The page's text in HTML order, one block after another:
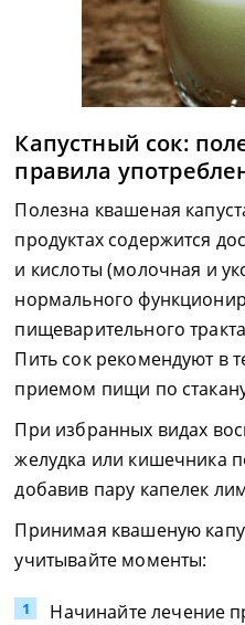
Капустный сок:
правила
Полезна квашеная
продуктах содержится
и кислоты (молочная и
нормального
пищеварительного
Пить сок рекомендуют в
приемом пищи по
При избранных видах
желудка или кишечника
добавив пару капелек
Принимая квашеную
учитывайте моменты:
Начинайте лечение